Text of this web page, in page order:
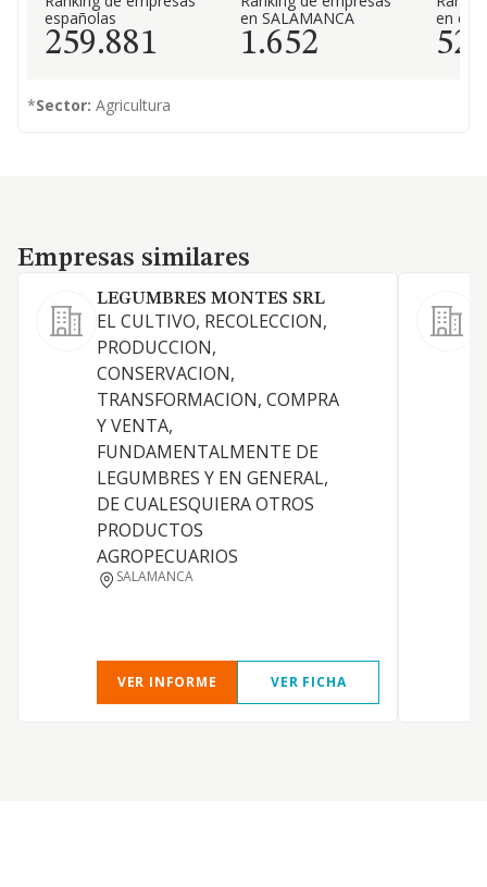
españolas
259.881
en SALAMANCA
1.652
en el
527
*Sector: Agricultura
Empresas similares
Empresas similares
LEGUMBRES MONTES SRL
EL CULTIVO, RECOLECCION,
PRODUCCION,
CONSERVACION,
TRANSFORMACION, COMPRA
Y VENTA,
FUNDAMENTALMENTE DE
LEGUMBRES Y EN GENERAL,
DE CUALESQUIERA OTROS
PRODUCTOS
AGROPECUARIOS
SALAMANCA
VER INFORME VER FICHA